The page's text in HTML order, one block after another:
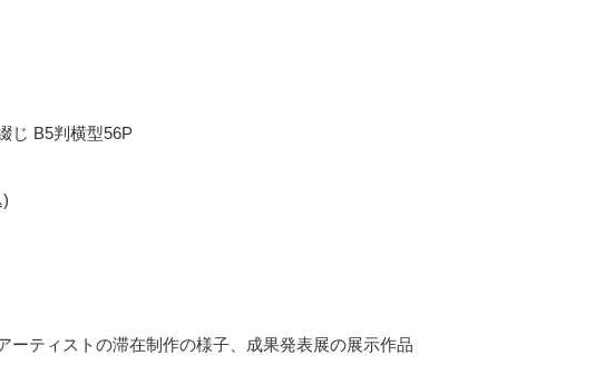
じ B5判横型56P
ーティストの滞在制作の様子、成果発表展の展示作品